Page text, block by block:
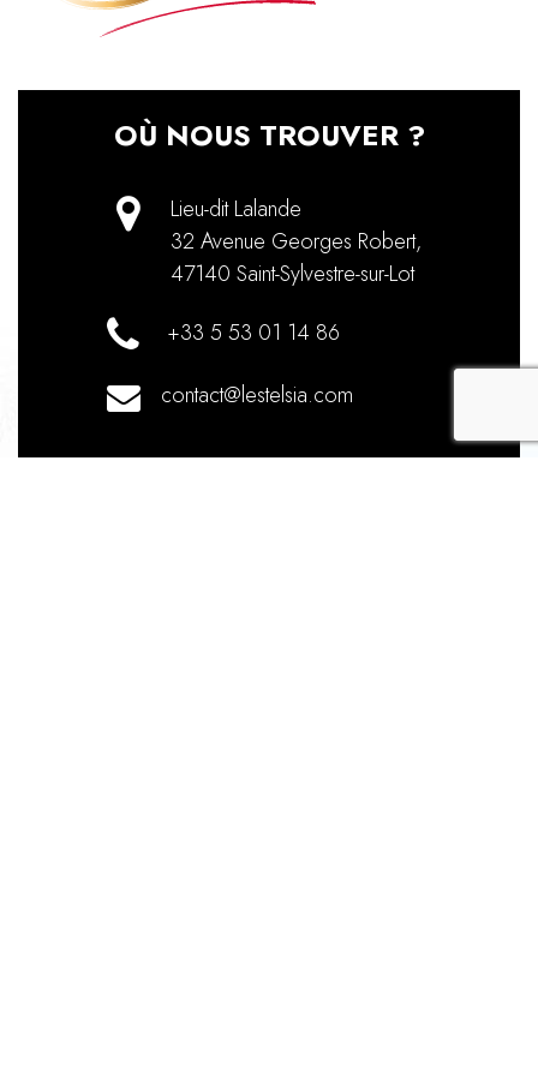
OÙ NOUS TROUVER ?
Lieu-dit Lalande
32 Avenue Georges Robert,
47140 Saint-Sylvestre-sur-Lot
+33 5 53 01 14 86
contact@lestelsia.com